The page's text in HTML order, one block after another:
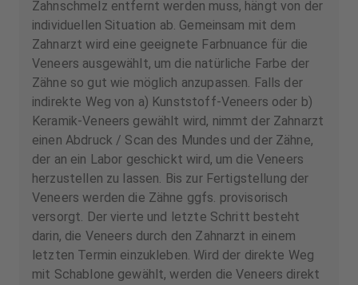
Zahnschmelz entfernt werden muss, hängt von der
individuellen Situation ab. Gemeinsam mit dem
Zahnarzt wird eine geeignete Farbnuance für die
Veneers ausgewählt, um die natürliche Farbe der
Zähne so gut wie möglich anzupassen. Falls der
indirekte Weg von a) Kunststoff-Veneers oder b)
Keramik-Veneers gewählt wird, nimmt der Zahnarzt
einen Abdruck / Scan des Mundes und der Zähne,
der an ein Labor geschickt wird, um die Veneers
herzustellen zu lassen. Bis zur Fertigstellung der
Veneers werden die Zähne ggfs. provisorisch
versorgt. Der vierte und letzte Schritt besteht
darin, die Veneers durch den Zahnarzt in einem
letzten Termin einzukleben. Wird der direkte Weg
mit Schablone gewählt, werden die Veneers direkt